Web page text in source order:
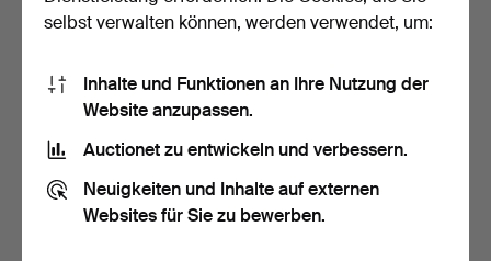
SHIP BELL,
Komplettanlage Toxteth,
1887 in…
Beendet 23. Mai 2025
14 Gebote
Schiffslenkrad aus Messing,
2 Gebote
selbst verwalten können, werden verwendet, um:
Inhalte und Funktionen an Ihre Nutzung der
Website anzupassen.
Auctionet zu entwickeln und verbessern.
Neuigkeiten und Inhalte auf externen
Websites für Sie zu bewerben.